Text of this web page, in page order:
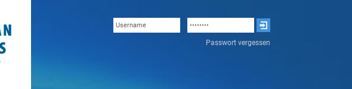
Passwort vergessen